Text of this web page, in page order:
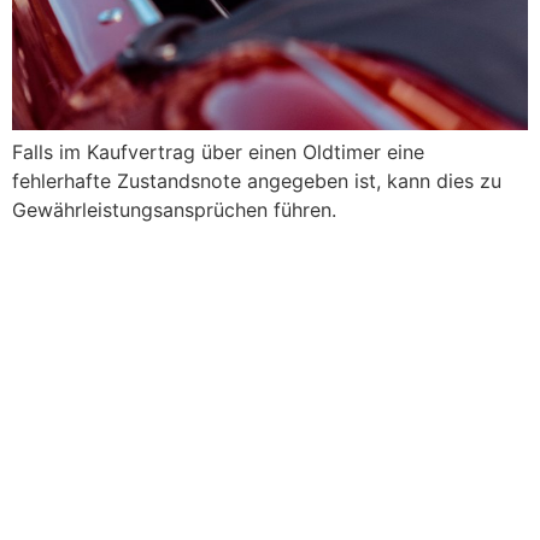
Falls im Kaufvertrag über einen Oldtimer eine
fehlerhafte Zustandsnote angegeben ist, kann dies zu
Gewährleistungsansprüchen führen.